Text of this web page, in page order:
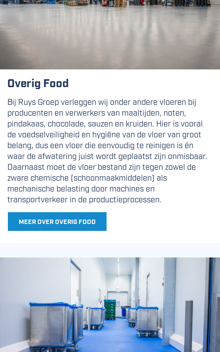
Overig Food
Bij Ruys Groep verleggen wij onder andere vloeren bij
producenten en verwerkers van maaltijden, noten,
pindakaas, chocolade, sauzen en kruiden. Hier is vooral
de voedselveiligheid en hygiëne van de vloer van groot
belang, dus een vloer die eenvoudig te reinigen is én
waar de afwatering juist wordt geplaatst zijn onmisbaar.
Daarnaast moet de vloer bestand zijn tegen zowel de
zware chemische (schoonmaakmiddelen) als
mechanische belasting door machines en
transportverkeer in de productieprocessen.
MEER OVER OVERIG FOOD